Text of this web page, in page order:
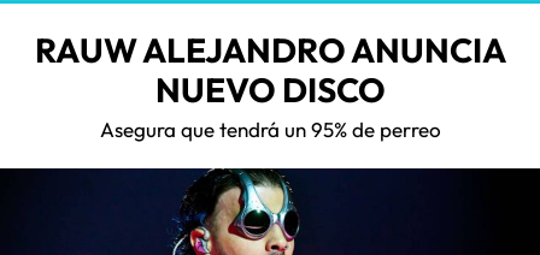
RAUW ALEJANDRO ANUNCIA
NUEVO DISCO
Asegura que tendrá un 95% de perreo